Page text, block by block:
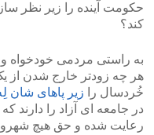
حکومت آینده را زیر نظر
کند؟
به راستی مردمی خودخواه
هر چه زودتر خارج شدن از
خُردسال را زیر پاهای شان
در جامعه ای آزاد را دارند
رعایت شده و حق هیچ